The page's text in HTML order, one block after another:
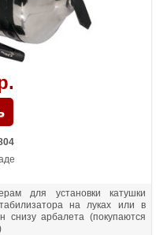
для установки катушки
на луках или в
снизу арбалета (покупаются